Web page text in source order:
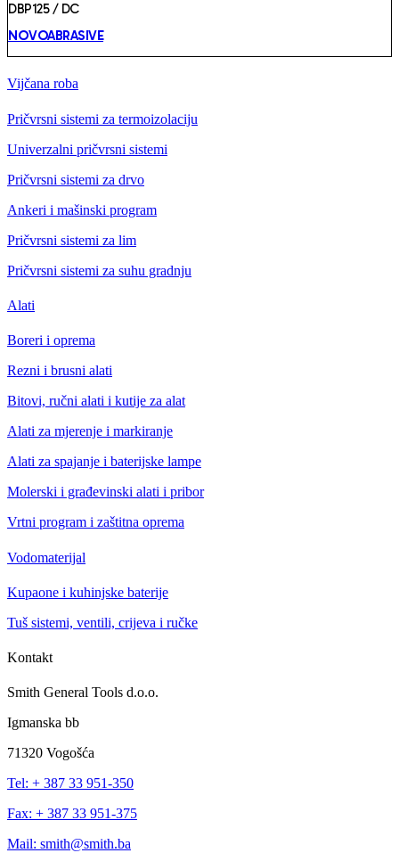
DBP125 / DC
NOVOABRASIVE
Vijčana roba
Pričvrsni sistemi za termoizolaciju
Univerzalni pričvrsni sistemi
Pričvrsni sistemi za drvo
Ankeri i mašinski program
Pričvrsni sistemi za lim
Pričvrsni sistemi za suhu gradnju
Alati
Boreri i oprema
Rezni i brusni alati
Bitovi, ručni alati i kutije za alat
Alati za mjerenje i markiranje
Alati za spajanje i baterijske lampe
Molerski i građevinski alati i pribor
Vrtni program i zaštitna oprema
Vodomaterijal
Kupaone i kuhinjske baterije
Tuš sistemi, ventili, crijeva i ručke
Kontakt
Smith General Tools d.o.o.
Igmanska bb
71320 Vogošća
Tel: + 387 33 951-350
Fax: + 387 33 951-375
Mail: smith@smith.ba